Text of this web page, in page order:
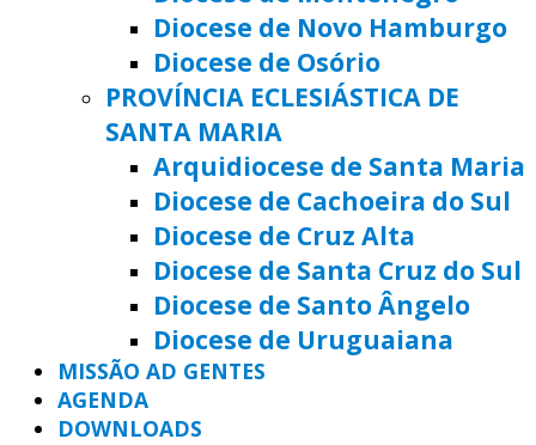
Diocese de Novo Hamburgo
Diocese de Osório
PROVÍNCIA ECLESIÁSTICA DE
SANTA MARIA
Arquidiocese de Santa Maria
Diocese de Cachoeira do Sul
Diocese de Cruz Alta
Diocese de Santa Cruz do Sul
Diocese de Santo Ângelo
Diocese de Uruguaiana
MISSÃO AD GENTES
AGENDA
DOWNLOADS